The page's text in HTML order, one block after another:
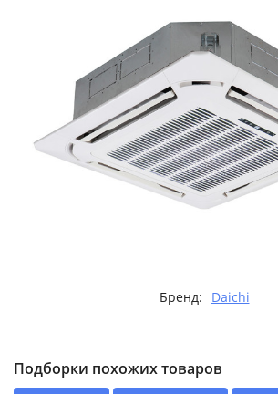
Бренд: Daichi
Подборки похожих товаров